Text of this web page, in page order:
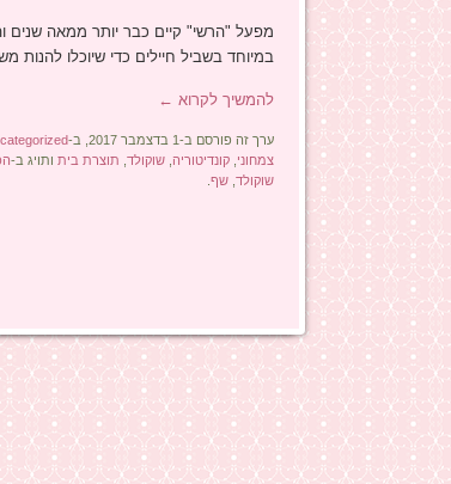
במיוחד בשביל חיילים כדי שיוכלו להנות
להמשיך לקרוא ←
ערך זה פורסם ב-1 בדצמבר 2017, ב-
צמחוני קונדיטוריה, שוקולד, תוצרת ביתותויג ב-
שוקולד, שף.
ניווט בפוסטים